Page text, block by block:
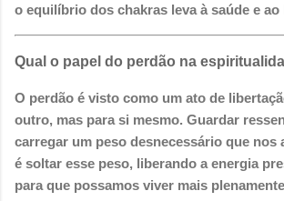
o equilíbrio dos chakras leva à saúde e ao
Qual o papel do perdão na
O perdão é visto como um ato de
outro, mas para si mesmo. Guardar
carregar um peso desnecessário que nos
é soltar esse peso, liberando a energia
para que possamos viver mais